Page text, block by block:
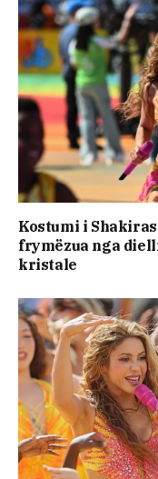
Kostumi i
frymëzua nga
kristale